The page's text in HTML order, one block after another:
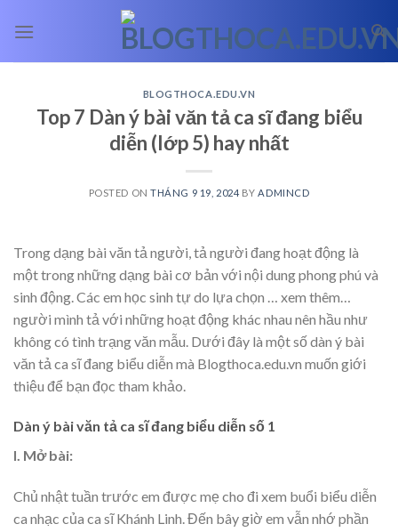
BLOGTHOCA.EDU.VN
Top 7 Dàn ý bài văn tả ca sĩ đang biểu
diễn (lớp 5) hay nhất
POSTED ONTHÁNG 9 19, 2024 BY ADMINCD
Trong dạng bài văn tả người, tả người đang hoạt động là
một trong những dạng bài cơ bản với nội dung phong phú và
sinh động. Các em học sinh tự do lựa chọn
… xem thêm…
người mình tả với những hoạt động khác nhau nên hầu như
không có tình trạng văn mẫu. Dưới đây là một số dàn ý bài
văn tả ca sĩ đang biểu diễn mà Blogthoca.edu.vn muốn giới
thiệu để bạn đọc tham khảo.
Dàn ý bài văn tả ca sĩ đang biểu diễn số 1
I. Mở bài:
Chủ nhật tuần trước em được mẹ cho đi xem buổi biểu diễn
ca nhạc của ca sĩ Khánh Linh. Đến bây giờ em vẫn nhớ phần